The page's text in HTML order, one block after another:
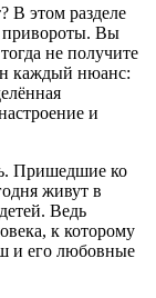
В этом разделе
привороты. Вы
не получите
каждый нюанс:
и
Пришедшие ко
живут в
Ведь
к которому
и его любовные